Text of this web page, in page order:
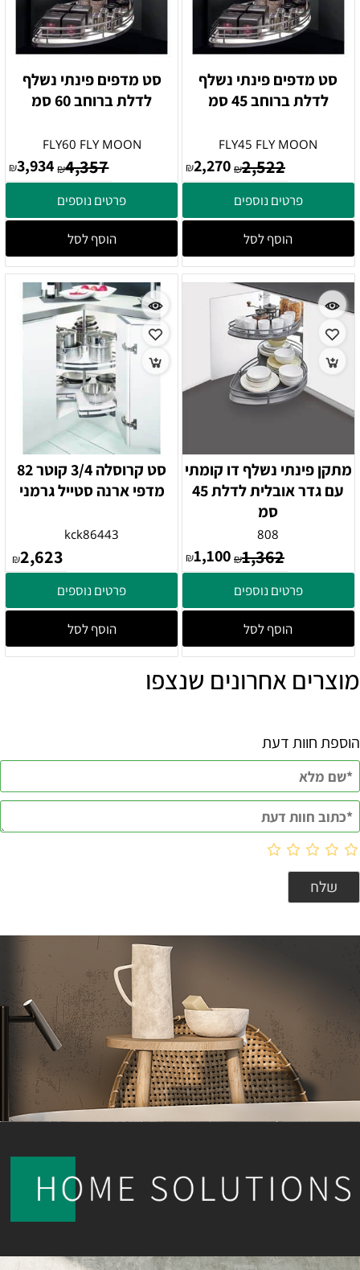
סט מדפים פינתי נשלף
לדלת ברוחב 45 סמ
FLY45 FLY MOON
₪2,522
₪2,270
פרטים נוספים
הוסף לסל
סט מדפים פינתי נשלף
לדלת ברוחב 60 סמ
FLY60 FLY MOON
₪4,357
₪3,934
פרטים נוספים
הוסף לסל
מתקן פינתי נשלף דו קומתי
עם גדר אובלית לדלת 45
סמ
808
₪1,362
₪1,100
פרטים נוספים
הוסף לסל
סט קרוסלה 3/4 קוטר 82
מדפי ארנה סטייל גרמני
kck86443
₪2,623
פרטים נוספים
הוסף לסל
מוצרים אחרונים שנצפו
הוספת חוות דעת